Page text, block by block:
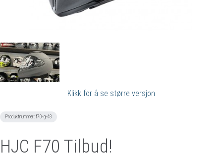
Klikk for å se større versjon
Produktnummer:f70-g-48
HJC F70 Tilbud!